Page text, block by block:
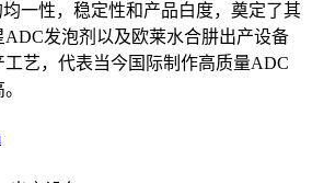
一性，稳定性和产品白度，奠定了其
ADC发泡剂以及欧莱水合肼出产设备
艺，代表当今国际制作高质量ADC